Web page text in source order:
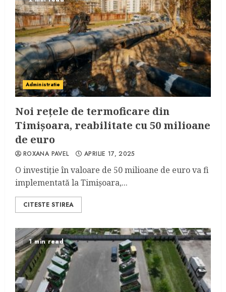
Administratie
Noi rețele de termoficare din
Timișoara, reabilitate cu 50 milioane
de euro
ROXANA PAVEL APRILIE 17, 2025
O investiție în valoare de 50 milioane de euro va fi
implementată la Timișoara,...
CITESTE STIREA
1 min read